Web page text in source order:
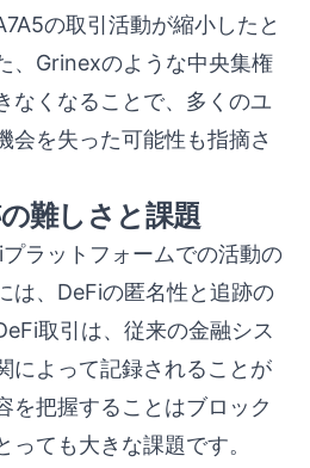
の取引活動が縮小したと
、Grinexのような中央集権
なくなることで、多くのユ
会を失った可能性も指摘さ
難しさと課題
ラットフォームでの活動の
は、DeFiの匿名性と追跡の
取引は、従来の金融シス
によって記録されることが
を把握することはブロック
ても大きな課題です。